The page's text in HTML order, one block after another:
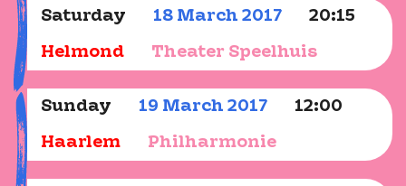
Saturday 18 March 2017 20:15
Helmond Theater Speelhuis
Sunday 19 March 2017 12:00
Haarlem Philharmonie